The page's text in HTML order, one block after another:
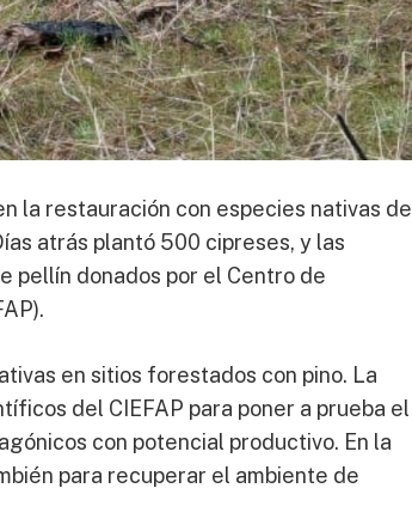
la restauración con especies nativas de
atrás plantó 500 cipreses, y las
pellín donados por el Centro de
en sitios forestados con pino. La
del CIEFAP para poner a prueba el
con potencial productivo. En la
para recuperar el ambiente de